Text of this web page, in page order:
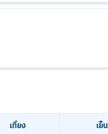
เที่ยง
เย็น